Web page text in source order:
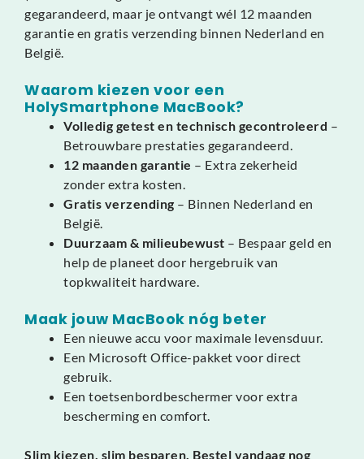
gegarandeerd, maar je ontvangt wél 12 maanden
garantie en gratis verzending binnen Nederland en
België.
Waarom kiezen voor een
HolySmartphone MacBook?
Volledig getest en technisch gecontroleerd –
Betrouwbare prestaties gegarandeerd.
12 maanden garantie – Extra zekerheid
zonder extra kosten.
Gratis verzending – Binnen Nederland en
België.
Duurzaam & milieubewust – Bespaar geld en
help de planeet door hergebruik van
topkwaliteit hardware.
Maak jouw MacBook nóg beter
Een nieuwe accu voor maximale levensduur.
Een Microsoft Office-pakket voor direct
gebruik.
Een toetsenbordbeschermer voor extra
bescherming en comfort.
Slim kiezen, slim besparen. Bestel vandaag nog